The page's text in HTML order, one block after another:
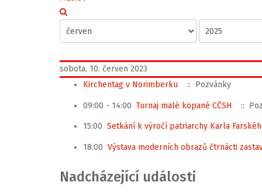
sobota, 10. červen 2023
Kirchentag v Norimberku
:: Pozvánky
09:00 - 14:00 Turnaj malé kopané CČSH ::
15:00 Setkání k výročí patriarchy Karla
18:00 Výstava moderních obrazů čtrnácti
Nadcházející události